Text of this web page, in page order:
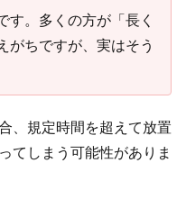
す。多くの方が「長く
がちですが、実はそう
、規定時間を超えて放置
てしまう可能性がありま